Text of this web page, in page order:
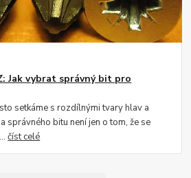
Jak vybrat správný bit pro
setkáme s rozdílnými tvary hlav a
správného bitu není jen o tom, že se
číst celé